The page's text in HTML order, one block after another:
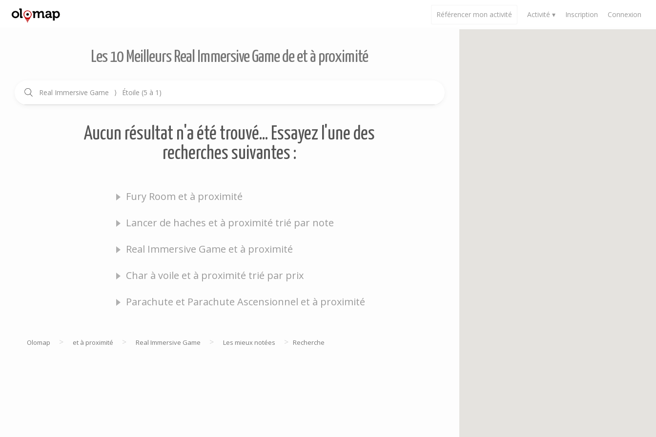
Référencer mon activité Activité ▾ Inscription Connexion
Les 10 Meilleurs Real Immersive Game de et à proximité
Real Immersive Game ⟩ Étoile (5 à 1)
Aucun résultat n'a été trouvé... Essayez l'une des
recherches suivantes :
Fury Room et à proximité
Lancer de haches et à proximité trié par note
Real Immersive Game et à proximité
Char à voile et à proximité trié par prix
Parachute et Parachute Ascensionnel et à proximité
Olomap > et à proximité > Real Immersive Game > Les mieux notées > Recherche